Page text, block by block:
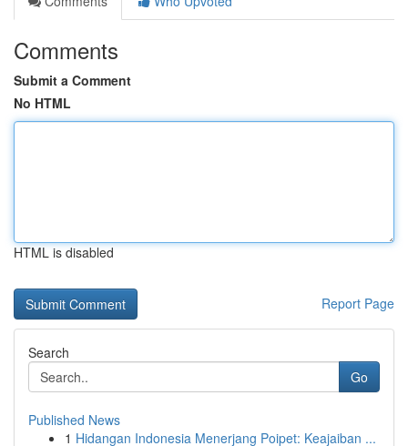
Comments
Submit a Comment
No HTML
HTML is disabled
Report Page
Search
Go
Published News
1 Hidangan Indonesia Menerjang Poipet: Keajaiban ...